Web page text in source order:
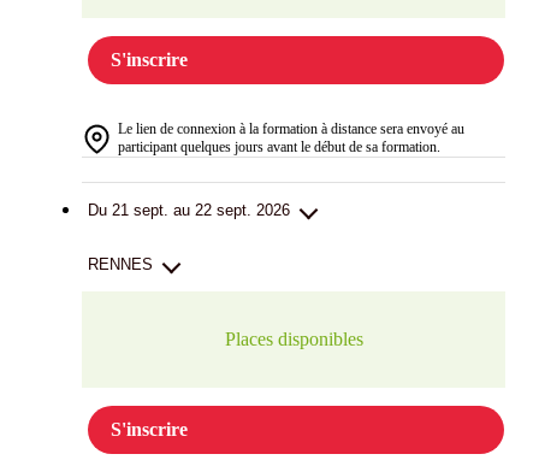
S'inscrire
Le lien de connexion à la formation à distance sera envoyé au
participant quelques jours avant le début de sa formation.
Du 21 sept. au 22 sept. 2026
RENNES
Places disponibles
S'inscrire